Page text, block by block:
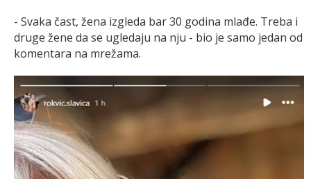
- Svaka čast, žena izgleda bar 30 godina mlađe. Treba i
druge žene da se ugledaju na nju - bio je samo jedan od
komentara na mrežama.